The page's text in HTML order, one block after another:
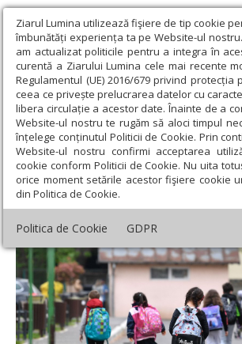
Ziarul Lumina utilizează fişiere de tip cookie
îmbunătăți experiența ta pe Website-ul
am actualizat politicile pentru a integra în
curentă a Ziarului Lumina cele mai recente
Regulamentul (UE) 2016/679 privind
ceea ce privește prelucrarea datelor cu
libera circulație a acestor date. Înainte de a
Website-ul nostru te rugăm să aloci timpul
înțelege conținutul Politicii de Cookie. Prin
Website-ul nostru confirmi acceptarea
cookie conform Politicii de Cookie. Nu uita
orice moment setările acestor fişiere cookie
din Politica de Cookie.
Politica de Cookie GDPR
Ziarul Lumina › Educaţie și Cultură › Educaţie
România vor şcoală în aer liber
Elevii din România vor şcoală